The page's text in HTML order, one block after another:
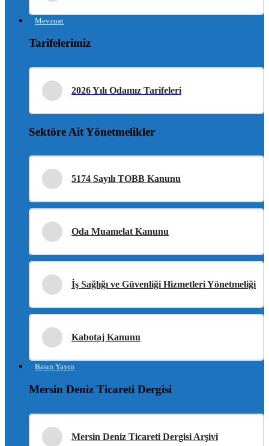
Mevzuat
Tarifelerimiz
2026 Yılı Odamız Tarifeleri
Sektöre Ait Yönetmelikler
5174 Sayılı TOBB Kanunu
Oda Muamelat Kanunu
İş Sağlığı ve Güvenliği Hizmetleri Yönetmeliği
Kabotaj Kanunu
Basın Yayın
Mersin Deniz Ticareti Dergisi
Mersin Deniz Ticareti Dergisi Arşivi